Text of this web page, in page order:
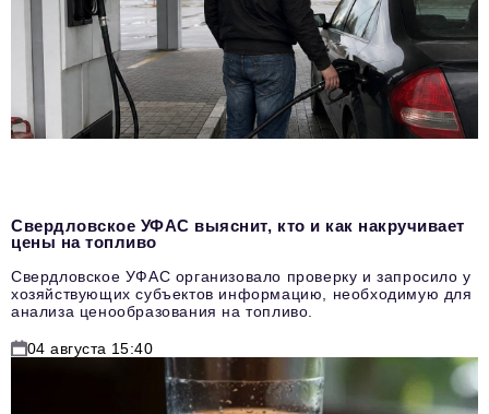
Свердловское УФАС выяснит, кто и как накручивает
цены на топливо
Свердловское УФАС организовало проверку и запросило у
хозяйствующих субъектов информацию, необходимую для
анализа ценообразования на топливо.
04 августа 15:40